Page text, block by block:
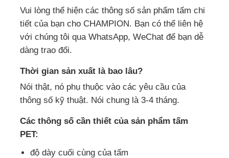
Vui lòng thể hiện các thông số sản phẩm tấm chi
tiết của bạn cho CHAMPION. Bạn có thể liên hệ
với chúng tôi qua WhatsApp, WeChat để bạn dễ
dàng trao đổi.
Thời gian sản xuất là bao lâu?
Nói thật, nó phụ thuộc vào các yêu cầu của
thông số kỹ thuật. Nói chung là 3-4 tháng.
Các thông số cần thiết của sản phẩm tấm
PET:
độ dày cuối cùng của tấm